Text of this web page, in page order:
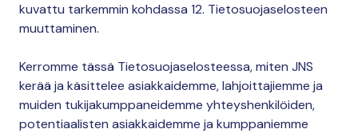
kuvattu tarkemmin kohdassa 12. Tietosuojaselosteen
muuttaminen.
Kerromme tässä Tietosuojaselosteessa, miten JNS
kerää ja käsittelee asiakkaidemme, lahjoittajiemme ja
muiden tukijakumppaneidemme yhteyshenkilöiden,
potentiaalisten asiakkaidemme ja kumppaniemme